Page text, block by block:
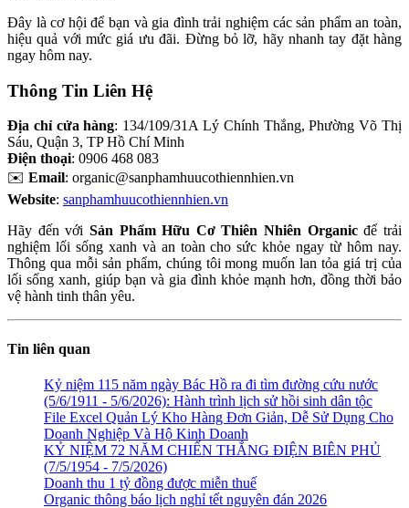
Đây là cơ hội để bạn và gia đình trải nghiệm các sản phẩm an toàn,
hiệu quả với mức giá ưu đãi. Đừng bỏ lỡ, hãy nhanh tay đặt hàng
ngay hôm nay.
Thông Tin Liên Hệ
Địa chỉ cửa hàng: 134/109/31A Lý Chính Thắng, Phường Võ Thị
Sáu, Quận 3, TP Hồ Chí Minh
Điện thoại: 0906 468 083
✉️ Email: organic@sanphamhuucothiennhien.vn
Website: sanphamhuucothiennhien.vn
Hãy đến với Sản Phẩm Hữu Cơ Thiên Nhiên Organicđể trải
nghiệm lối sống xanh và an toàn cho sức khỏe ngay từ hôm nay.
Thông qua mỗi sản phẩm, chúng tôi mong muốn lan tỏa giá trị của
lối sống xanh, giúp bạn và gia đình khỏe mạnh hơn, đồng thời bảo
vệ hành tinh thân yêu.
Tin liên quan
Kỷ niệm 115 năm ngày Bác Hồ ra đi tìm đường cứu nước
(5/6/1911 - 5/6/2026): Hành trình lịch sử hồi sinh dân tộc
File Excel Quản Lý Kho Hàng Đơn Giản, Dễ Sử Dụng Cho
Doanh Nghiệp Và Hộ Kinh Doanh
KỶ NIỆM 72 NĂM CHIẾN THẮNG ĐIỆN BIÊN PHỦ
(7/5/1954 - 7/5/2026)
Doanh thu 1 tỷ đồng được miễn thuế
Organic thông báo lịch nghỉ tết nguyên đán 2026